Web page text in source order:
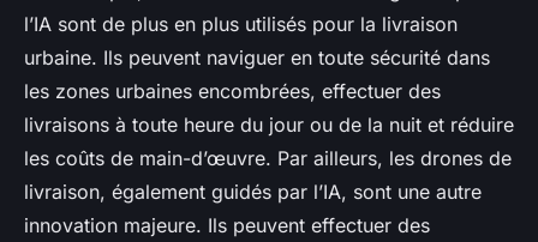
l’IA sont de plus en plus utilisés pour la livraison
urbaine. Ils peuvent naviguer en toute sécurité dans
les zones urbaines encombrées, effectuer des
livraisons à toute heure du jour ou de la nuit et réduire
les coûts de main-d’œuvre. Par ailleurs, les drones de
livraison, également guidés par l’IA, sont une autre
innovation majeure. Ils peuvent effectuer des